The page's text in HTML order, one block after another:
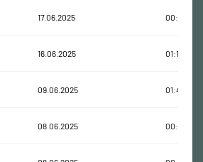
17.06.2025 00:22:31
16.06.2025 01:15:59
09.06.2025 01:47:58
08.06.2025 00:32:22